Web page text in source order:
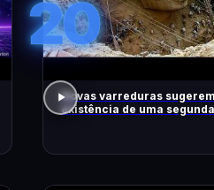
20
Novas varreduras
existência de uma